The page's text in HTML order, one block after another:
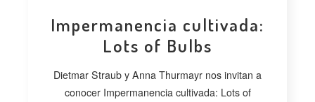
Impermanencia cultivada:
Lots of Bulbs
Dietmar Straub y Anna Thurmayr nos invitan a
conocer Impermanencia cultivada: Lots of